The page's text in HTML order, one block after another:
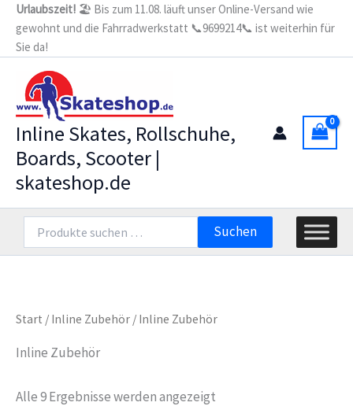
Zum
Inhalt
springen
Urlaubszeit! 🏖️ Bis zum 11.08. läuft unser Online-Versand wie
gewohnt und die Fahrradwerkstatt 📞9699214📞 ist weiterhin für
Sie da!
Inline Skates, Rollschuhe,
Boards, Scooter |
skateshop.de
nach:
Suchen
Start / Inline Zubehör / Inline Zubehör
Inline Zubehör
Alle 9 Ergebnisse werden angezeigt